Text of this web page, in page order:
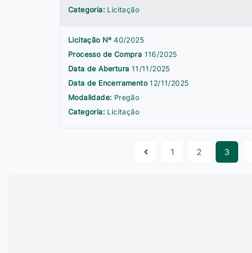
Categoria: Licitação
Licitação Nº40/2025
Processo de Compra 116/2025
Data de Abertura 11/11/2025
Data de Encerramento12/11/2025
Modalidade: Pregão
Categoria: Licitação
1 2 3